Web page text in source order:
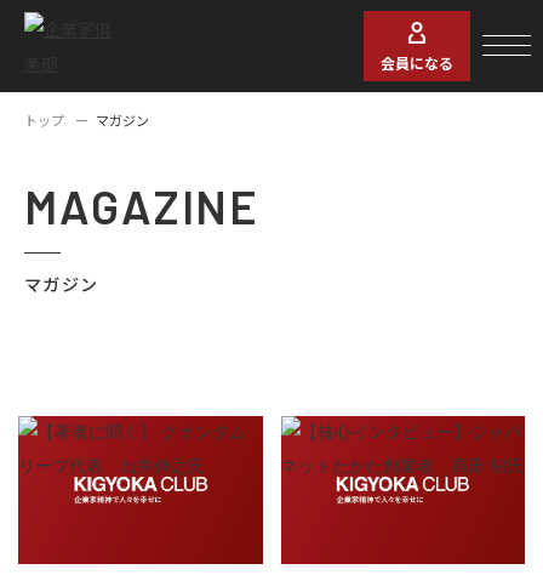
会員になる
トップ マガジン
MAGAZINE
マガジン